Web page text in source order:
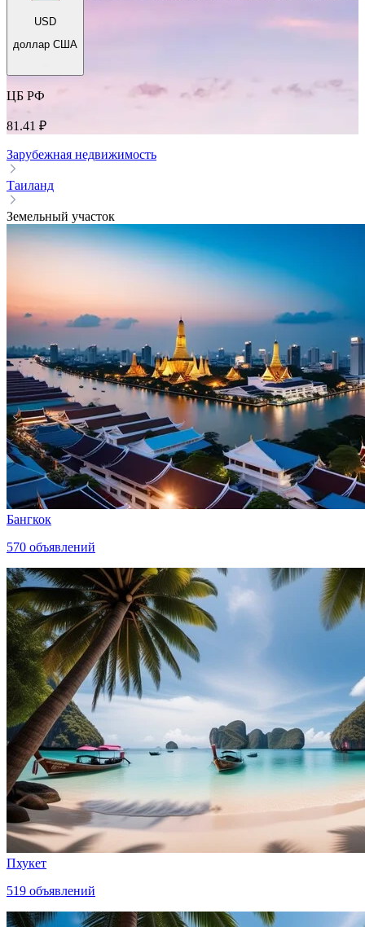
USD
доллар США
ЦБ РФ
81.41 ₽
Зарубежная недвижимость
Таиланд
Земельный участок
Бангкок
570 объявлений
Пхукет
519 объявлений